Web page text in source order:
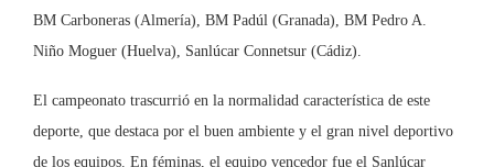
BM Carboneras (Almería), BM Padúl (Granada), BM Pedro A.
Niño Moguer (Huelva), Sanlúcar Connetsur (Cádiz).
El campeonato trascurrió en la normalidad característica de este
deporte, que destaca por el buen ambiente y el gran nivel deportivo
de los equipos. En féminas, el equipo vencedor fue el Sanlúcar